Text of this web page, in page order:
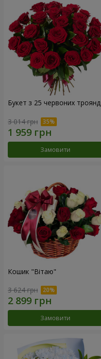
Букет з 25 червоних троянд
3 014 грн
Замовити
Кошик "Вітаю"
3 624 грн
Замовити